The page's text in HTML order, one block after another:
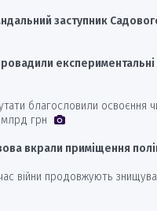
заступник
благословили освоєння
грн
вкрали приміщення
війни продовжують